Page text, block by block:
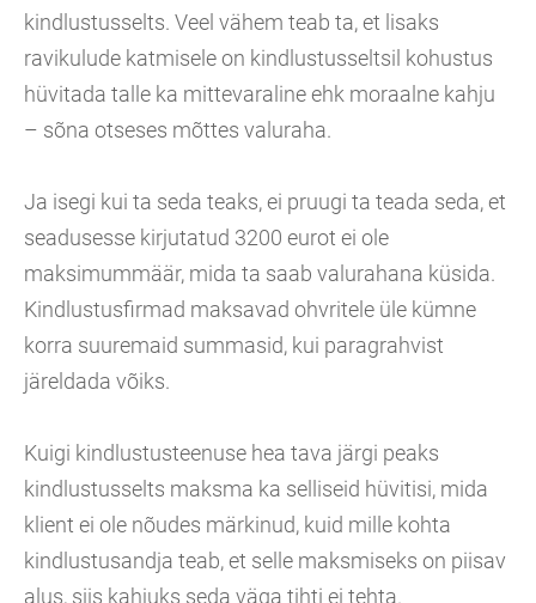
kindlustusselts. Veel vähem teab ta, et lisaks
ravikulude katmisele on kindlustusseltsil kohustus
hüvitada talle ka mittevaraline ehk moraalne kahju
– sõna otseses mõttes valuraha.
Ja isegi kui ta seda teaks, ei pruugi ta teada seda, et
seadusesse kirjutatud 3200 eurot ei ole
maksimummäär, mida ta saab valurahana küsida.
Kindlustusfirmad maksavad ohvritele üle kümne
korra suuremaid summasid, kui paragrahvist
järeldada võiks.
Kuigi kindlustusteenuse hea tava järgi peaks
kindlustusselts maksma ka selliseid hüvitisi, mida
klient ei ole nõudes märkinud, kuid mille kohta
kindlustusandja teab, et selle maksmiseks on piisav
alus, siis kahjuks seda väga tihti ei tehta.